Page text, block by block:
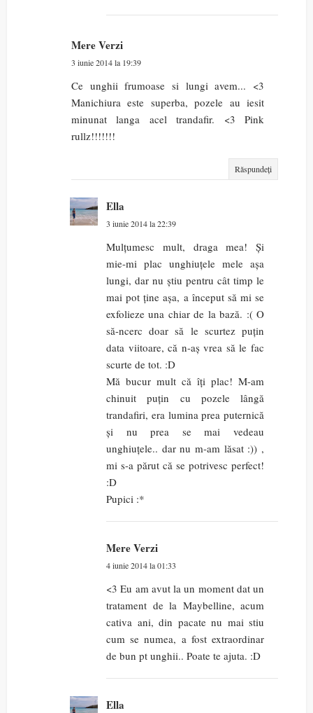
Mere Verzi
3 iunie 2014 la 19:39
Ce unghii frumoase si lungi avem... <3
Manichiura este superba, pozele au iesit
minunat langa acel trandafir. <3 Pink
rullz!!!!!!!
Răspundeți
Ella
3 iunie 2014 la 22:39
Mulțumesc mult, draga mea! Și
mie-mi plac unghiuțele mele așa
lungi, dar nu știu pentru cât timp le
mai pot ține așa, a început să mi se
exfolieze una chiar de la bază. :( O
să-ncerc doar să le scurtez puțin
data viitoare, că n-aș vrea să le fac
scurte de tot. :D
Mă bucur mult că îți plac! M-am
chinuit puțin cu pozele lângă
trandafiri, era lumina prea puternică
și nu prea se mai vedeau
unghiuțele.. dar nu m-am lăsat :)) ,
mi s-a părut că se potrivesc perfect!
:D
Pupici :*
Mere Verzi
4 iunie 2014 la 01:33
<3 Eu am avut la un moment dat un
tratament de la Maybelline, acum
cativa ani, din pacate nu mai stiu
cum se numea, a fost extraordinar
de bun pt unghii.. Poate te ajuta. :D
Ella